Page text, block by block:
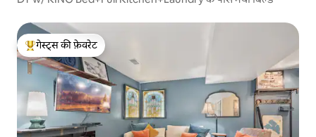
गेस्ट्स का टॉप फ़ेवरेट
गेस्ट्स की फ़ेवरेट